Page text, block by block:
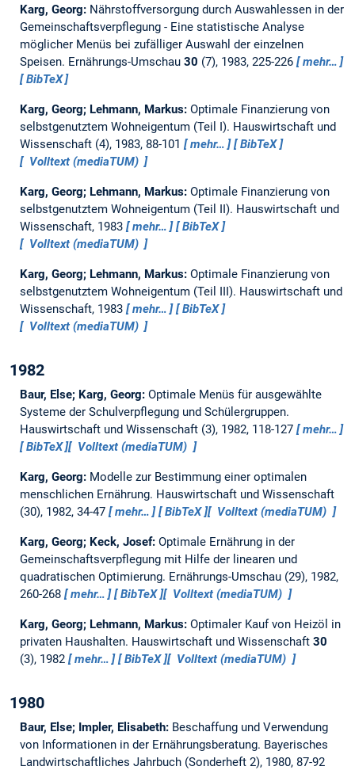
Karg, Georg: Nährstoffversorgung durch Auswahlessen in der
Gemeinschaftsverpflegung - Eine statistische Analyse
möglicher Menüs bei zufälliger Auswahl der einzelnen
Speisen. Ernährungs-Umschau 30 (7), 1983, 225-226
mehr…
BibTeX
Karg, Georg; Lehmann, Markus: Optimale Finanzierung von
selbstgenutztem Wohneigentum (Teil I). Hauswirtschaft und
Wissenschaft (4), 1983, 88-101
mehr…
BibTeX
Volltext (mediaTUM)
Karg, Georg; Lehmann, Markus: Optimale Finanzierung von
selbstgenutztem Wohneigentum (Teil II). Hauswirtschaft und
Wissenschaft, 1983
mehr…
BibTeX
Volltext (mediaTUM)
Karg, Georg; Lehmann, Markus: Optimale Finanzierung von
selbstgenutztem Wohneigentum (Teil III). Hauswirtschaft und
Wissenschaft, 1983
mehr…
BibTeX
Volltext (mediaTUM)
1982
Baur, Else; Karg, Georg: Optimale Menüs für ausgewählte
Systeme der Schulverpflegung und Schülergruppen.
Hauswirtschaft und Wissenschaft (3), 1982, 118-127
mehr…
BibTeX
Volltext (mediaTUM)
Karg, Georg: Modelle zur Bestimmung einer optimalen
menschlichen Ernährung. Hauswirtschaft und Wissenschaft
(30), 1982, 34-47
mehr… BibTeX Volltext (mediaTUM)
Karg, Georg; Keck, Josef: Optimale Ernährung in der
Gemeinschaftsverpflegung mit Hilfe der linearen und
quadratischen Optimierung. Ernährungs-Umschau (29), 1982,
260-268
mehr… BibTeX Volltext (mediaTUM)
Karg, Georg; Lehmann, Markus: Optimaler Kauf von Heizöl in
privaten Haushalten. Hauswirtschaft und Wissenschaft 30
(3), 1982
mehr… BibTeX Volltext (mediaTUM)
1980
Baur, Else; Impler, Elisabeth: Beschaffung und Verwendung
von Informationen in der Ernährungsberatung. Bayerisches
Landwirtschaftliches Jahrbuch (Sonderheft 2), 1980, 87-92